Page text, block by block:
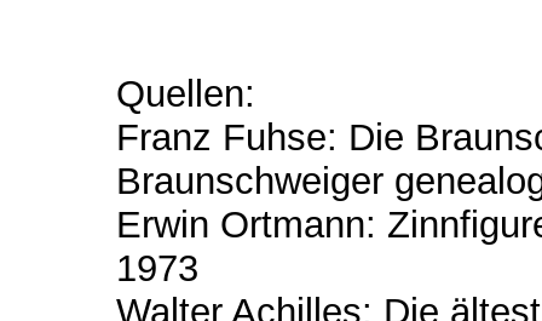
Quellen:
Franz Fuhse: Die
Braunschweiger
Erwin Ortmann:
1973
Walter Achilles: Die